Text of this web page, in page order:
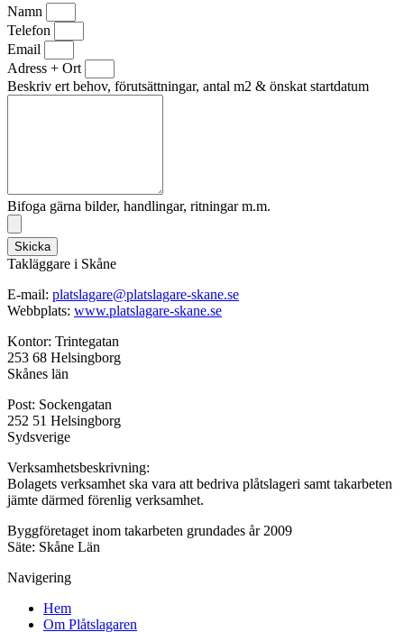
Namn
Telefon
Email
Adress + Ort
Beskriv ert behov, förutsättningar, antal m2 & önskat startdatum
Bifoga gärna bilder, handlingar, ritningar m.m.
Skicka
Takläggare i Skåne
E-mail: platslagare@platslagare-skane.se
Webbplats: www.platslagare-skane.se
Kontor: Trintegatan
253 68 Helsingborg
Skånes län
Post: Sockengatan
252 51 Helsingborg
Sydsverige
Verksamhetsbeskrivning:
Bolagets verksamhet ska vara att bedriva plåtslageri samt takarbeten
jämte därmed förenlig verksamhet.
Byggföretaget inom takarbeten grundades år 2009
Säte: Skåne Län
Navigering
Hem
Om Plåtslagaren